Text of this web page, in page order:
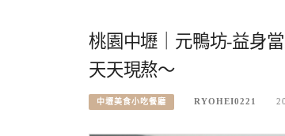
桃園中壢｜元鴨坊-益身
天天現熬～
中壢美食小吃餐廳 RYOHEI0221